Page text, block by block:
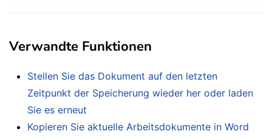
Verwandte Funktionen
Stellen Sie das Dokument auf den letzten
Zeitpunkt der Speicherung wieder her oder laden
Sie es erneut
Kopieren Sie aktuelle Arbeitsdokumente in Word